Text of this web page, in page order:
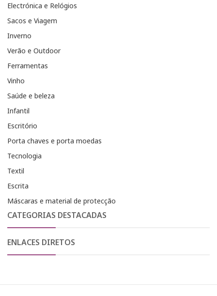
Electrónica e Relógios
Sacos e Viagem
Inverno
Verão e Outdoor
Ferramentas
Vinho
Saúde e beleza
Infantil
Escritório
Porta chaves e porta moedas
Tecnologia
Textil
Escrita
Máscaras e material de protecção
CATEGORIAS DESTACADAS
ENLACES DIRETOS